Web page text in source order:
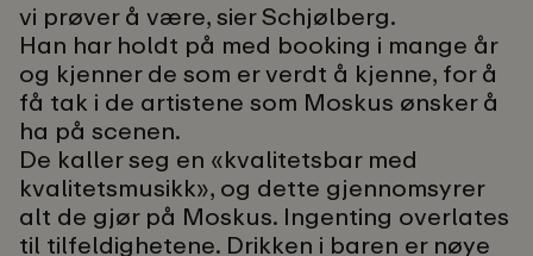
vi prøver å være, sier Schjølberg.
Han har holdt på med booking i mange år
og kjenner de som er verdt å kjenne, for å
få tak i de artistene som Moskus ønsker å
ha på scenen.
De kaller seg en «kvalitetsbar med
kvalitetsmusikk», og dette gjennomsyrer
alt de gjør på Moskus. Ingenting overlates
til tilfeldighetene. Drikken i baren er nøye